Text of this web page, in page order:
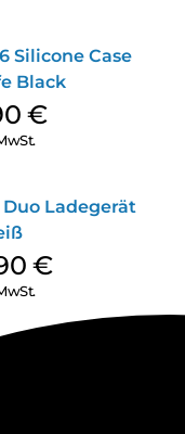
Silicone Case
Black
€
Ladegerät
€